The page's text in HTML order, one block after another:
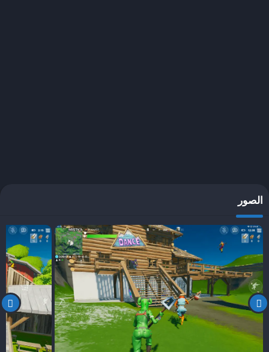
لعبة فورت نايت تضم ثلاثة أنماط رئيسية، لكل منها ميزاته وخصائصه
الفريدة التي توفر تجارب متنوعة للاعبين. تكمن قوة اللعبة في قدرتها على
تلبية احتياجات مجموعة واسعة من اللاعبين من خلال هذه الأنماط المختلفة.
النمط الأول هو “Battle Royale” الذي يعد الأكثر شعبية بين اللاعبين. في
هذا النمط، يتنافس 100 لاعب ضد بعضهم البعض في ساحة قتال مفتوحة.
الهدف هو أن تكون اللاعب الأخير المتبقي. تحتوي “Battle Royale” على آلية
بناء تسمح للاعبين بإنشاء هياكل للدفاع عن أنفسهم أو للوصول إلى مواقع
مرتفعة، مما يضيف عنصر الاستراتيجية. بالإضافة إلى ذلك، يقدم هذا النمط
تحديثات منتظمة ومحتوى جديد للحفاظ على تجربة اللعب مثيرة.
النمط الثاني هو “Save the World”، وهو تجربة تعاونية تركز على اللعب
الصور